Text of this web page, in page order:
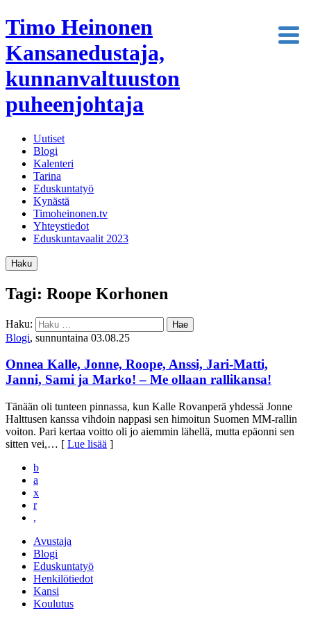
Timo Heinonen
Kansanedustaja,
kunnanvaltuuston
puheenjohtaja
Uutiset
Blogi
Kalenteri
Tarina
Eduskuntatyö
Kynästä
Timoheinonen.tv
Yhteystiedot
Eduskuntavaalit 2023
Haku
Tagi: Roope Korhonen
Haku:
Blogi, sunnuntaina 03.08.25
Onnea Kalle, Jonne, Roope, Anssi, Jari-Matti,
Janni, Sami ja Marko! – Me ollaan rallikansa!
Tänään oli tunteen pinnassa, kun Kalle Rovanperä yhdessä Jonne
Halttusen kanssa vihdoin nappasi sen himoitun Suomen MM-rallin
voiton. Pari kertaa voitto oli jo aiemmin lähellä, mutta epäonni sen
sitten vei,… [ Lue lisää ]
b
a
x
r
,
Avustaja
Blogi
Eduskuntatyö
Henkilötiedot
Kansi
Koulutus